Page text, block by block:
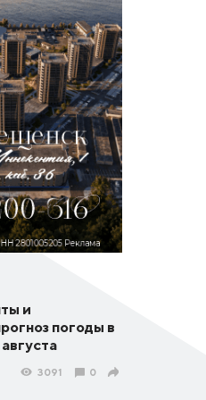
и
погоды в
3091 0